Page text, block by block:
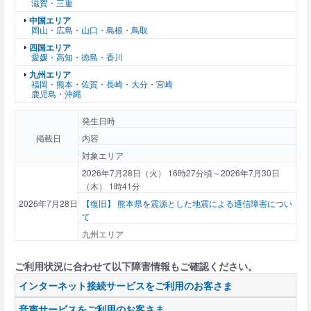
中国エリア
岡山・広島・山口・島根・鳥取
四国エリア
愛媛・高知・徳島・香川
九州エリア
福岡・熊本・佐賀・長崎・大分・宮崎
鹿児島・沖縄
掲載日
発生日時
内容
対象エリア
2026年7月28日
2026年7月28日（火） 16時27分頃～2026年7月30日
（木） 1時41分
【復旧】 熊本県を震源とした地震による通信障害につい
て
九州エリア
ご利用状況に合わせて以下障害情報もご確認ください。
インターネット接続サービスをご利用のお客さま